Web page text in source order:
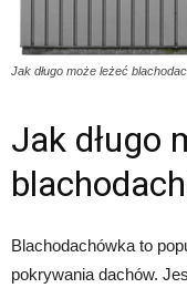
Jak długo może leżeć
Jak długo
Blachodachówka to
pokrywania dachów.